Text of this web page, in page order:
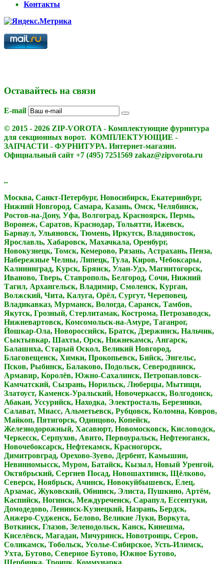
Контакты
Оставайтесь на связи
E-mail
© 2015 - 2026 ZIP-VOROTA - Комплектующие фурнитура
для секционных ворот. КОМПЛЕКТУЮЩИЕ -
ЗАПЧАСТИ - ФУРНИТУРА. Интернет-магазин.
Официальный сайт +7 (495) 7251569 zakaz@zipvorota.ru
..
Москва, Санкт-Петербург, Новосибирск, Екатеринбург,
Нижний Новгород, Самара, Казань, Омск, Челябинск,
Ростов-на-Дону, Уфа, Волгоград, Красноярск, Пермь,
Воронеж, Саратов, Краснодар, Тольятти, Ижевск,
Барнаул, Ульяновск, Тюмень, Иркутск, Владивосток,
Ярославль, Хабаровск, Махачкала, Оренбург,
Новокузнецк, Томск, Кемерово, Рязань, Астрахань, Пенза,
Набережные Челны, Липецк, Тула, Киров, Чебоксары,
Калининград, Курск, Брянск, Улан-Удэ, Магнитогорск,
Иваново, Тверь, Ставрополь, Белгород, Сочи, Нижний
Тагил, Архангельск, Владимир, Смоленск, Курган,
Волжский, Чита, Калуга, Орёл, Сургут, Череповец,
Владикавказ, Мурманск, Вологда, Саранск, Тамбов,
Якутск, Грозный, Стерлитамак, Кострома, Петрозаводск,
Нижневартовск, Комсомольск-на-Амуре, Таганрог,
Йошкар-Ола, Новороссийск, Братск, Дзержинск, Нальчик,
Сыктывкар, Шахты, Орск, Нижнекамск, Ангарск,
Балашиха, Старый Оскол, Великий Новгород,
Благовещенск, Химки, Прокопьевск, Бийск, Энгельс,
Псков, Рыбинск, Балаково, Подольск, Северодвинск,
Армавир, Королёв, Южно-Сахалинск, Петропавловск-
Камчатский, Сызрань, Норильск, Люберцы, Мытищи,
Златоуст, Каменск-Уральский, Новочеркасск, Волгодонск,
Абакан, Уссурийск, Находка, Электросталь, Березники,
Салават, Миасс, Альметьевск, Рубцовск, Коломна, Ковров,
Майкоп, Пятигорск, Одинцово, Копейск,
Железнодорожный, Хасавюрт, Новомосковск, Кисловодск,
Черкесск, Серпухов, Авито, Первоуральск, Нефтеюганск,
Новочебоксарск, Нефтекамск, Красногорск,
Димитровград, Орехово-Зуево, Дербент, Камышин,
Невинномысск, Муром, Батайск, Кызыл, Новый Уренгой,
Октябрьский, Сергиев Посад, Новошахтинск, Щёлково,
Северск, Ноябрьск, Ачинск, Новокуйбышевск, Елец,
Арзамас, Жуковский, Обнинск, Элиста, Пушкино, Артём,
Каспийск, Ногинск, Междуреченск, Сарапул, Ессентуки,
Домодедово, Ленинск-Кузнецкий, Назрань, Бердск,
Анжеро-Судженск, Белово, Великие Луки, Воркута,
Воткинск, Глазов, Зеленодольск, Канск, Кинешма,
Киселёвск, Магадан, Мичуринск, Новотроицк, Серов,
Соликамск, Тобольск, Усолье-Сибирское, Усть-Илимск,
Ухта, Бутово, Северное Бутово, Южное Бутово,
Щербинка, Троицк, Коммунарка